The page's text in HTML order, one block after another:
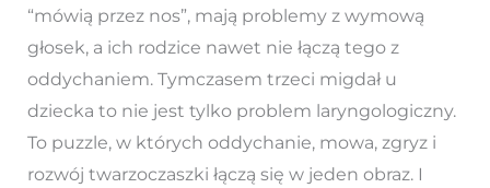
“mówią przez nos”, mają problemy z wymową
głosek, a ich rodzice nawet nie łączą tego z
oddychaniem. Tymczasem trzeci migdał u
dziecka to nie jest tylko problem laryngologiczny.
To puzzle, w których oddychanie, mowa, zgryz i
rozwój twarzoczaszki łączą się w jeden obraz. I